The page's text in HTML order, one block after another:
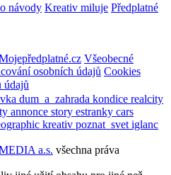
návody Kreativ miluje Předplatné
Všeobecné
osobních údajů Cookies
údajů
dum_a_zahrada kondice realcity
annonce story estranky cars
kreativ poznat_svet iglanc
a.s. všechna práva